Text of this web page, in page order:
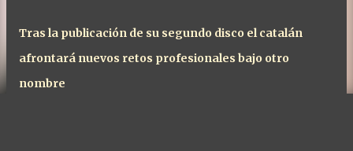
Tras la publicación de su segundo disco el catalán
afrontará nuevos retos profesionales bajo otro
nombre